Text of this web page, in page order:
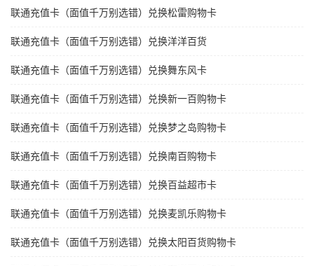
联通充值卡（面值千万别选错）兑换松雷购物卡
联通充值卡（面值千万别选错）兑换洋洋百货
联通充值卡（面值千万别选错）兑换舞东风卡
联通充值卡（面值千万别选错）兑换新一百购物卡
联通充值卡（面值千万别选错）兑换梦之岛购物卡
联通充值卡（面值千万别选错）兑换南百购物卡
联通充值卡（面值千万别选错）兑换百益超市卡
联通充值卡（面值千万别选错）兑换麦凯乐购物卡
联通充值卡（面值千万别选错）兑换太阳百货购物卡